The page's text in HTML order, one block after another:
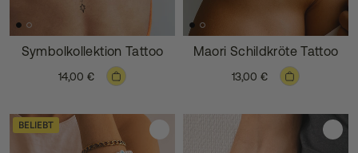
Symbolkollektion Tattoo
14,00 €
Maori Schildkröte Tattoo
13,00 €
BELIEBT